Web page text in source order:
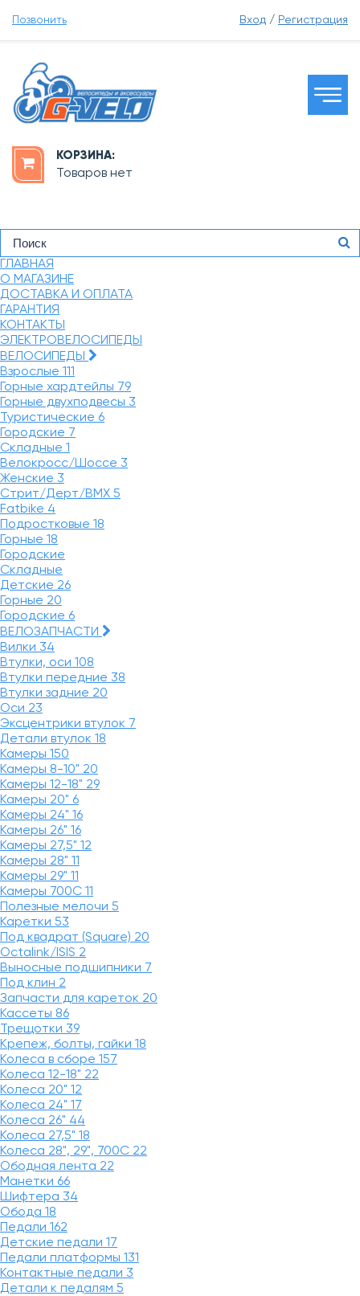
Позвонить Вход / Регистрация
КОРЗИНА:
Товаров нет
ГЛАВНАЯ
О МАГАЗИНЕ
ДОСТАВКА И ОПЛАТА
ГАРАНТИЯ
КОНТАКТЫ
ЭЛЕКТРОВЕЛОСИПЕДЫ
ВЕЛОСИПЕДЫ
Взрослые 111
Горные хардтейлы 79
Горные двухподвесы 3
Туристические 6
Городские 7
Складные 1
Велокросс/Шоссе 3
Женские 3
Стрит/Дерт/BMX 5
Fatbike 4
Подростковые 18
Горные 18
Городские
Складные
Детские 26
Горные 20
Городские 6
ВЕЛОЗАПЧАСТИ
Вилки 34
Втулки, оси 108
Втулки передние 38
Втулки задние 20
Оси 23
Эксцентрики втулок 7
Детали втулок 18
Камеры 150
Камеры 8-10" 20
Камеры 12-18" 29
Камеры 20" 6
Камеры 24" 16
Камеры 26" 16
Камеры 27,5" 12
Камеры 28" 11
Камеры 29" 11
Камеры 700C 11
Полезные мелочи 5
Каретки 53
Под квадрат (Square) 20
Octalink/ISIS 2
Выносные подшипники 7
Под клин 2
Запчасти для кареток 20
Кассеты 86
Трещотки 39
Крепеж, болты, гайки 18
Колеса в сборе 157
Колеса 12-18" 22
Колеса 20" 12
Колеса 24" 17
Колеса 26" 44
Колеса 27,5" 18
Колеса 28", 29", 700С 22
Ободная лента 22
Манетки 66
Шифтера 34
Обода 18
Педали 162
Детские педали 17
Педали платформы 131
Контактные педали 3
Детали к педалям 5